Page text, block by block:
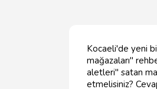
Kocaeli'de yeni
mağazaları"
aletleri" satan
etmelisiniz?